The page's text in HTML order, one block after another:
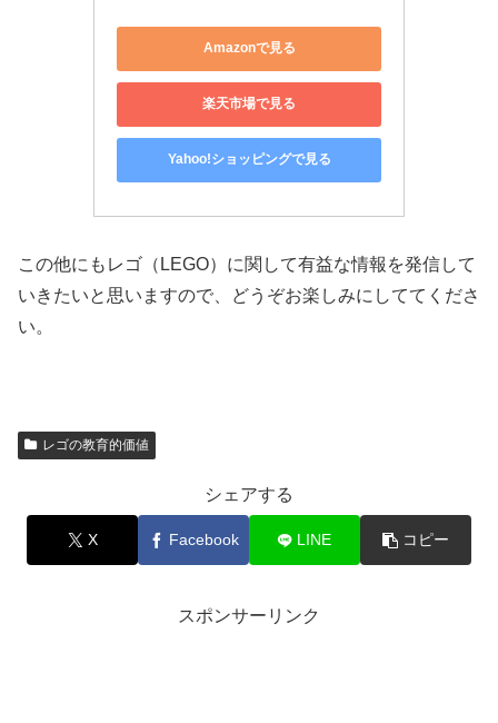
Amazonで見る
楽天市場で見る
Yahoo!ショッピングで見る
この他にもレゴ（LEGO）に関して有益な情報を発信して
いきたいと思いますので、どうぞお楽しみにしててくださ
い。
レゴの教育的価値
シェアする
X Facebook LINE コピー
スポンサーリンク